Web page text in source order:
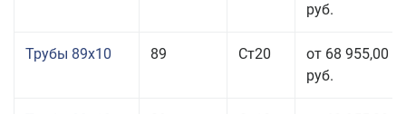
руб.
Трубы 89x10 89 Ст20
от 68 955,00
руб.